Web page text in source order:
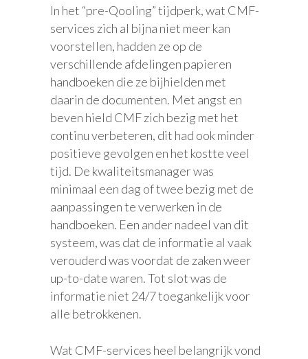
In het “pre-Qooling” tijdperk, wat CMF-
services zich al bijna niet meer kan
voorstellen, hadden ze op de
verschillende afdelingen papieren
handboeken die ze bijhielden met
daarin de documenten. Met angst en
beven hield CMF zich bezig met het
continu verbeteren, dit had ook minder
positieve gevolgen en het kostte veel
tijd. De kwaliteitsmanager was
minimaal een dag of twee bezig met de
aanpassingen te verwerken in de
handboeken. Een ander nadeel van dit
systeem, was dat de informatie al vaak
verouderd was voordat de zaken weer
up-to-date waren. Tot slot was de
informatie niet 24/7 toegankelijk voor
alle betrokkenen.
Wat CMF-services heel belangrijk vond